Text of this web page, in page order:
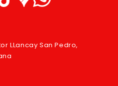
LLancay San Pedro,